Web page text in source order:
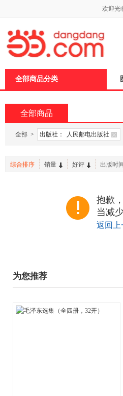
欢迎光
全部商品分类
全部商品
全部 > 出版社： 人民邮电出版社
综合排序 销量 好评 出版时间
抱歉
当减
返回上
为您推荐
页
加